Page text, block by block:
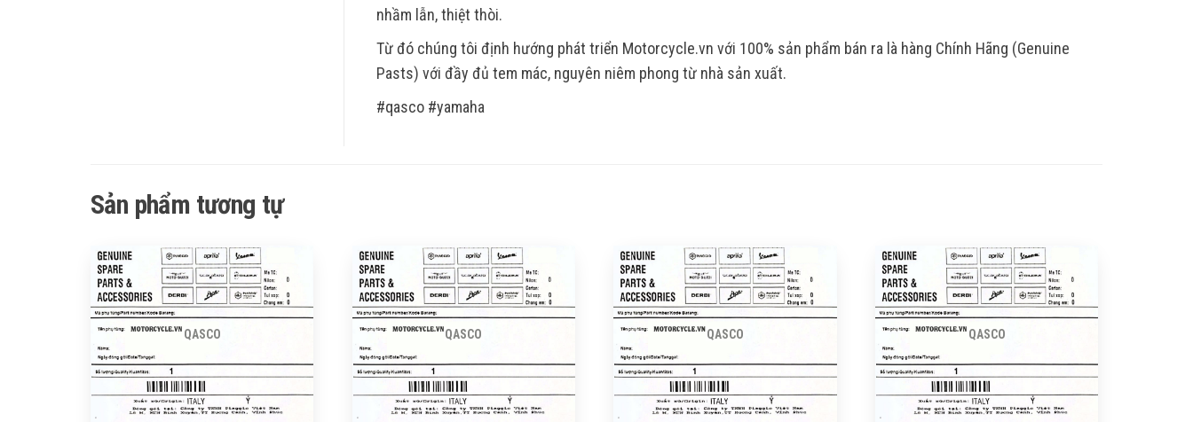
nhầm lẫn, thiệt thòi.
Từ đó chúng tôi định hướng phát triển Motorcycle.vn với 100% sản phẩm bán ra là hàng Chính Hãng (Genuine
Pasts) với đầy đủ tem mác, nguyên niêm phong từ nhà sản xuất.
#qasco #yamaha
Sản phẩm tương tự
QASCO QASCO QASCO QASCO